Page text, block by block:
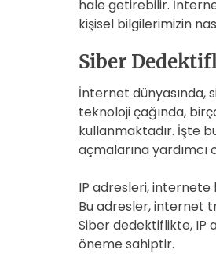
hale getirebilir.
kişisel bilgilerimizin
Siber
İnternet dünyasında,
teknoloji çağında,
kullanmaktadır. İşte
açmalarına yardımcı
IP adresleri, internete
Bu adresler, internet
Siber dedektiflikte, IP
öneme sahiptir.